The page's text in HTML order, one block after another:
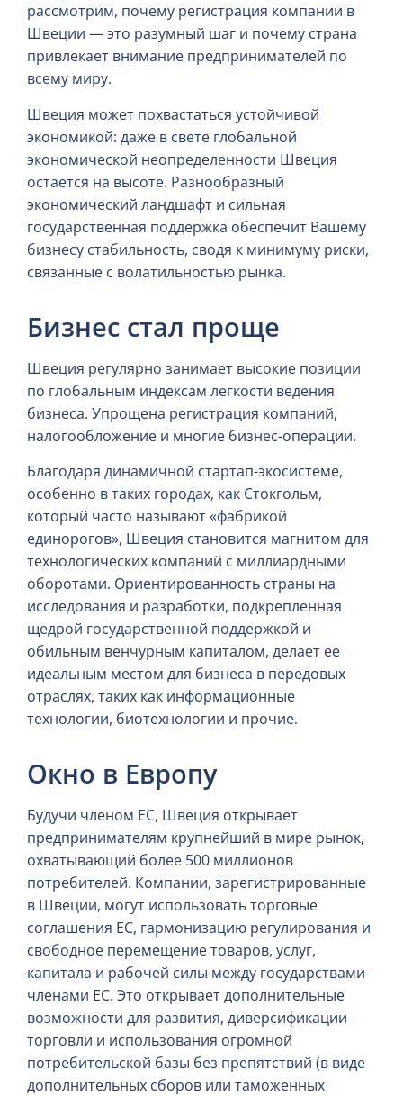
рассмотрим, почему регистрация компании в
Швеции — это разумный шаг и почему страна
привлекает внимание предпринимателей по
всему миру.
Швеция может похвастаться устойчивой
экономикой: даже в свете глобальной
экономической неопределенности Швеция
остается на высоте. Разнообразный
экономический ландшафт и сильная
государственная поддержка обеспечит Вашему
бизнесу стабильность, сводя к минимуму риски,
связанные с волатильностью рынка.
Бизнес стал проще
Швеция регулярно занимает высокие позиции
по глобальным индексам легкости ведения
бизнеса. Упрощена регистрация компаний,
налогообложение и многие бизнес-операции.
Благодаря динамичной стартап-экосистеме,
особенно в таких городах, как Стокгольм,
который часто называют «фабрикой
единорогов», Швеция становится магнитом для
технологических компаний с миллиардными
оборотами. Ориентированность страны на
исследования и разработки, подкрепленная
щедрой государственной поддержкой и
обильным венчурным капиталом, делает ее
идеальным местом для бизнеса в передовых
отраслях, таких как информационные
технологии, биотехнологии и прочие.
Окно в Европу
Будучи членом ЕС, Швеция открывает
предпринимателям крупнейший в мире рынок,
охватывающий более 500 миллионов
потребителей. Компании, зарегистрированные
в Швеции, могут использовать торговые
соглашения ЕС, гармонизацию регулирования и
свободное перемещение товаров, услуг,
капитала и рабочей силы между государствами-
членами ЕС. Это открывает дополнительные
возможности для развития, диверсификации
торговли и использования огромной
потребительской базы без препятствий (в виде
дополнительных сборов или таможенных